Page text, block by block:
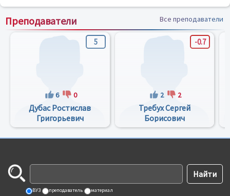
Преподаватели Все преподаватели
5
6 0
Дубас Ростислав
Григорьевич
-0.7
2 2
Требух Сергей
Борисович
ВУЗ преподаватель материал